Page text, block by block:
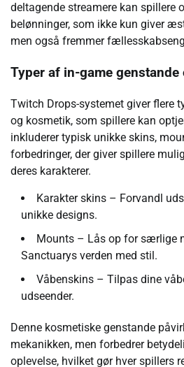
deltagende streamere kan spillere
belønninger, som ikke kun giver
men også fremmer
Typer af in-game
Twitch Drops-systemet giver flere
og kosmetik, som spillere kan
inkluderer typisk unikke skins,
forbedringer, der giver spillere
deres karakterer.
Karakter skins – Forvandl
unikke designs.
Mounts – Lås op for særlige
Sanctuarys verden med stil.
Våbenskins – Tilpas dine
udseender.
Denne kosmetiske genstande
mekanikken, men forbedrer
oplevelse, hvilket gør hver spillers